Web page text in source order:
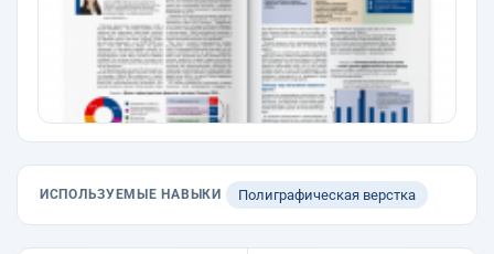
ИСПОЛЬЗУЕМЫЕ НАВЫКИ Полиграфическая верстка